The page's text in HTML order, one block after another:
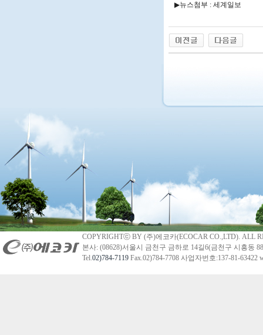
▶뉴스첨부 : 세계일보
COPYRIGHTⓒ BY (주)에코카(ECOCAR CO.,LTD). ALL
본사: (08628)서울시 금천구 금하로 14길6(금천구 시흥동
Tel.02)784-7119 Fax.02)784-7708 사업자번호:137-81-63422